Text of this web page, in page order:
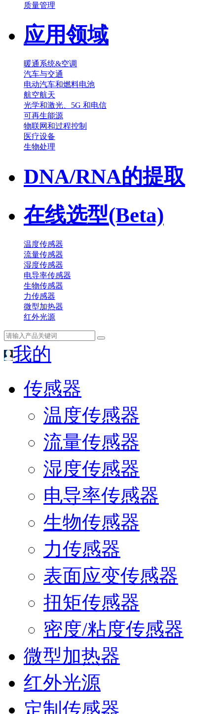
质量管理
应用领域
暖通系统&空调
汽车与交通
电动汽车和燃料电池
航空航天
光学和激光、5G 和电信
可再生能源
物联网和过程控制
医疗设备
生物处理
DNA/RNA的提取
在线选型(Beta)
温度传感器
流量传感器
湿度传感器
电导率传感器
生物传感器
力传感器
微型加热器
红外光源
我的
传感器
温度传感器
流量传感器
湿度传感器
电导率传感器
生物传感器
力传感器
表面应变传感器
扭矩传感器
密度/粘度传感器
微型加热器
红外光源
定制传感器